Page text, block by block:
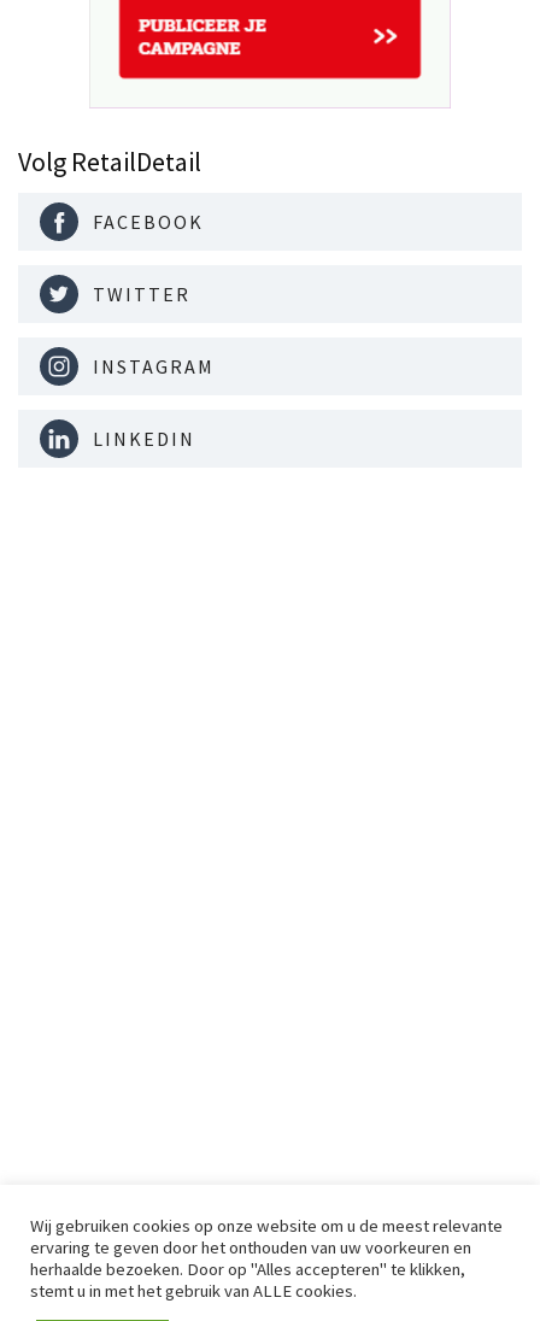
Volg RetailDetail
FACEBOOK
TWITTER
INSTAGRAM
LINKEDIN
Wij gebruiken cookies op onze website om u de meest relevante
ervaring te geven door het onthouden van uw voorkeuren en
herhaalde bezoeken. Door op "Alles accepteren" te klikken,
stemt u in met het gebruik van ALLE cookies.